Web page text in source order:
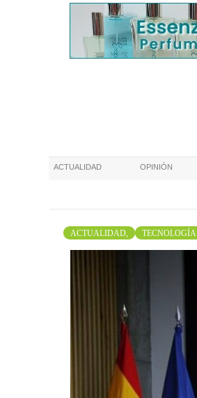
ACTUALIDAD OPINIÓN
ACTUALIDAD, TECNOLOGÍA